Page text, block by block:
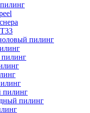
пилинг
пилинг
пилинг